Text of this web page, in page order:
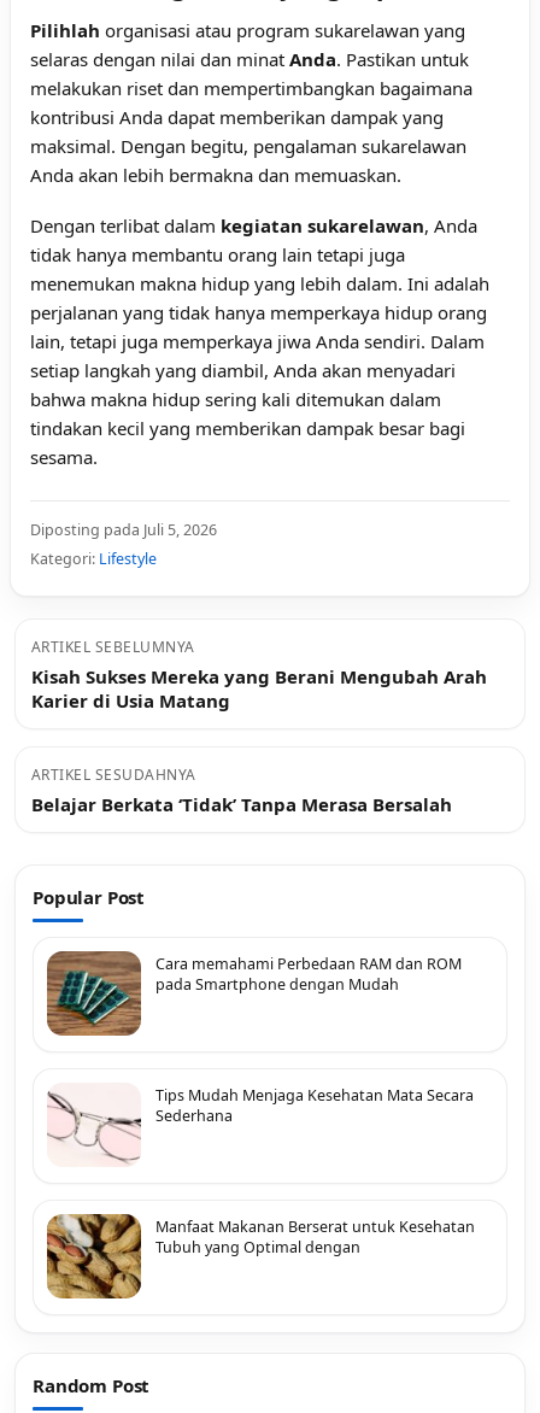
Pilihlah organisasi atau program sukarelawan yang
selaras dengan nilai dan minat Anda. Pastikan untuk
melakukan riset dan mempertimbangkan bagaimana
kontribusi Anda dapat memberikan dampak yang
maksimal. Dengan begitu, pengalaman sukarelawan
Anda akan lebih bermakna dan memuaskan.
Dengan terlibat dalam kegiatan sukarelawan, Anda
tidak hanya membantu orang lain tetapi juga
menemukan makna hidup yang lebih dalam. Ini adalah
perjalanan yang tidak hanya memperkaya hidup orang
lain, tetapi juga memperkaya jiwa Anda sendiri. Dalam
setiap langkah yang diambil, Anda akan menyadari
bahwa makna hidup sering kali ditemukan dalam
tindakan kecil yang memberikan dampak besar bagi
sesama.
Diposting pada Juli 5, 2026
Kategori: Lifestyle
ARTIKEL SEBELUMNYA
Kisah Sukses Mereka yang Berani Mengubah Arah
Karier di Usia Matang
ARTIKEL SESUDAHNYA
Belajar Berkata ‘Tidak’ Tanpa Merasa Bersalah
Popular Post
Cara memahami Perbedaan RAM dan ROM
pada Smartphone dengan Mudah
Tips Mudah Menjaga Kesehatan Mata Secara
Sederhana
Manfaat Makanan Berserat untuk Kesehatan
Tubuh yang Optimal dengan
Random Post